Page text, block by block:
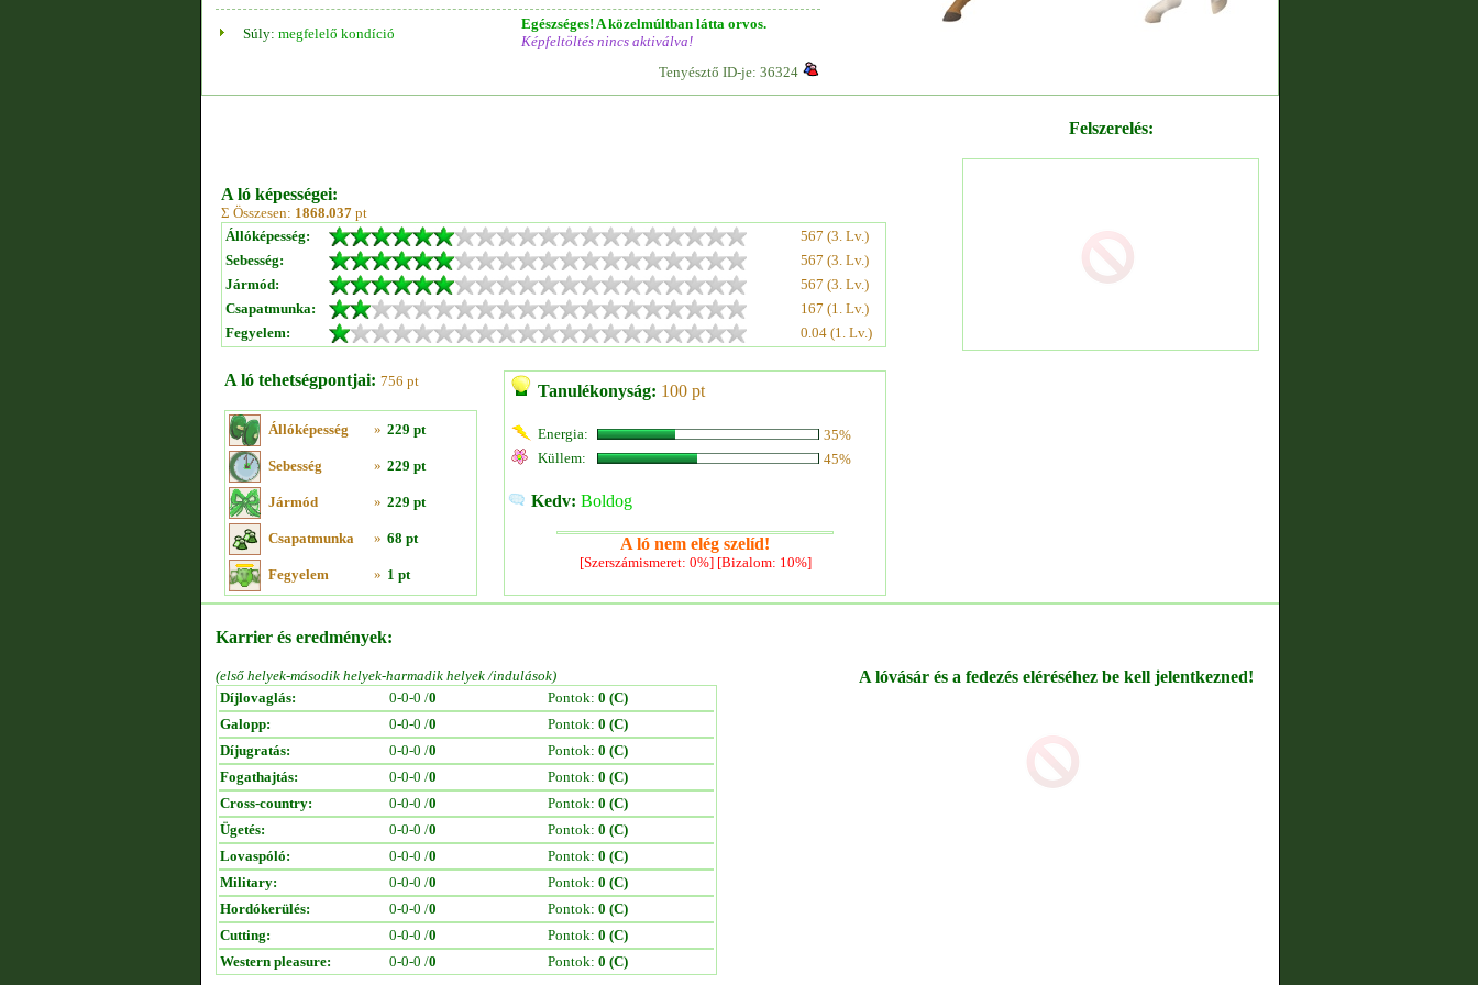
Súly: megfelelő kondíció
Egészséges! A közelmúltban látta orvos.
Képfeltöltés nincs aktiválva!
Tenyésztő ID-je: 36324
A ló képességei:
Σ Összesen: 1868.037 pt
Állóképesség:
567 (3. Lv.)
Sebesség:
567 (3. Lv.)
Jármód:
567 (3. Lv.)
Csapatmunka:
167 (1. Lv.)
Fegyelem:
0.04 (1. Lv.)
A ló tehetségpontjai: 756 pt
Állóképesség » 229 pt
Sebesség » 229 pt
Jármód » 229 pt
Csapatmunka » 68 pt
Fegyelem » 1 pt
Tanulékonyság: 100 pt
Energia:
35%
Küllem:
45%
Kedv: Boldog
A ló nem elég szelíd!
[Szerszámismeret: 0%] [Bizalom: 10%]
Felszerelés:
Karrier és eredmények:
(első helyek-második helyek-harmadik helyek /indulások)
Díjlovaglás:
0-0-0 /0 Pontok: 0 (C)
Galopp:
0-0-0 /0 Pontok: 0 (C)
Díjugratás:
0-0-0 /0 Pontok: 0 (C)
Fogathajtás:
0-0-0 /0 Pontok: 0 (C)
Cross-country:
0-0-0 /0 Pontok: 0 (C)
Ügetés:
0-0-0 /0 Pontok: 0 (C)
Lovaspóló:
0-0-0 /0 Pontok: 0 (C)
Military:
0-0-0 /0 Pontok: 0 (C)
Hordókerülés:
0-0-0 /0 Pontok: 0 (C)
Cutting:
0-0-0 /0 Pontok: 0 (C)
Western pleasure:
0-0-0 /0 Pontok: 0 (C)
A lóvásár és a fedezés eléréséhez be kell jelentkezned!